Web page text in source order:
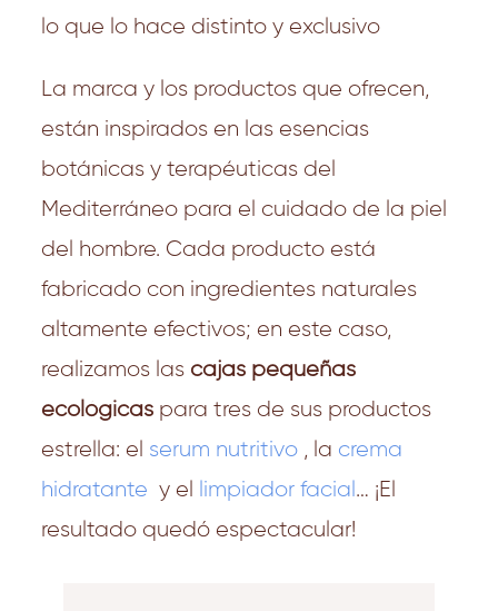
lo que lo hace distinto y exclusivo
La marca y los productos que ofrecen,
están inspirados en las esencias
botánicas y terapéuticas del
Mediterráneo para el cuidado de la piel
del hombre. Cada producto está
fabricado con ingredientes naturales
altamente efectivos; en este caso,
realizamos las cajas pequeñas
ecológicaspara tres de sus productos
estrella: el serum nutritivo , la crema
hidratante y el limpiador facial … ¡El
resultado quedó espectacular!